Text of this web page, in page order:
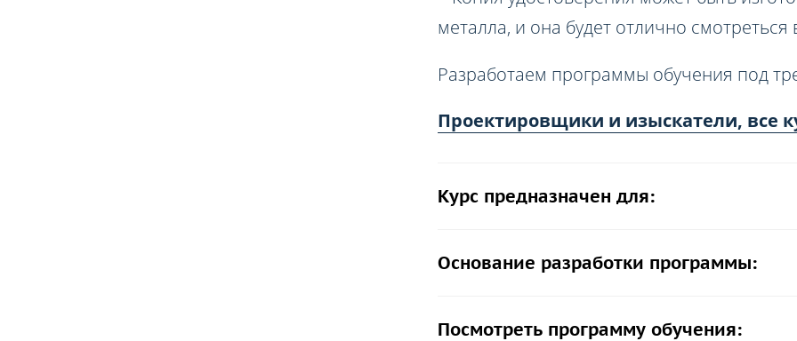
металла, и она будет отлично
Разработаем программы обучения под
Проектировщики и изыскатели, все
Курс предназначен для:
Основание разработки программы:
Посмотреть программу обучения: